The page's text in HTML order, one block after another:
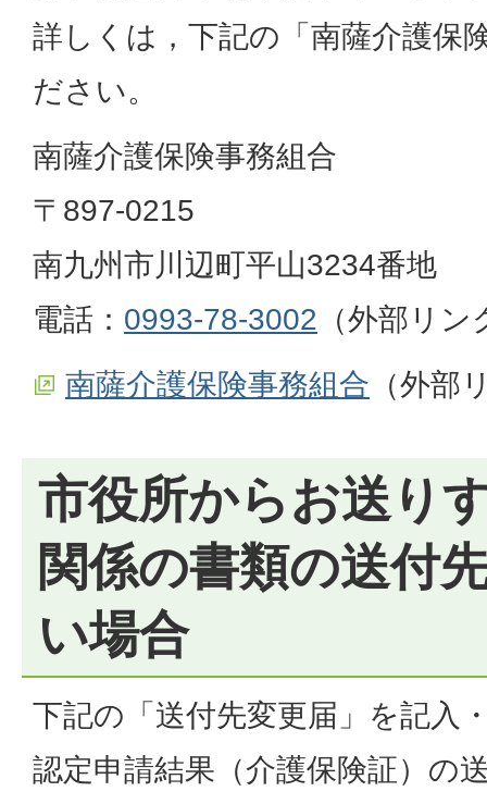
詳しくは，下記の「南薩介護保
ださい。
南薩介護保険事務組合
〒897-0215
南九州市川辺町平山3234番地
電話： 0993-78-3002 （外部リン
南薩介護保険事務組合 （外部
市役所からお送り
関係の書類の送付
い場合
下記の「送付先変更届」を記入
認定申請結果（介護保険証）の